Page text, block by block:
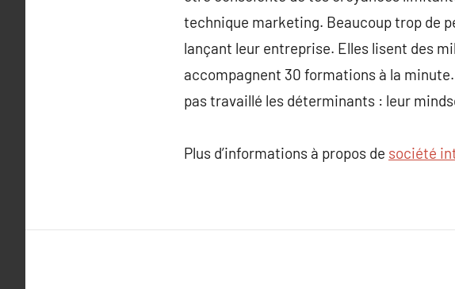
technique marketing. Beaucoup trop de
lançant leur entreprise. Elles lisent des
accompagnent 30 formations à la
pas travaillé les déterminants : leur
Plus d’informations à propos de société